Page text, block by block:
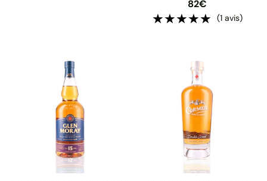
82€
★★★★★
★★★★★ (1 avis)